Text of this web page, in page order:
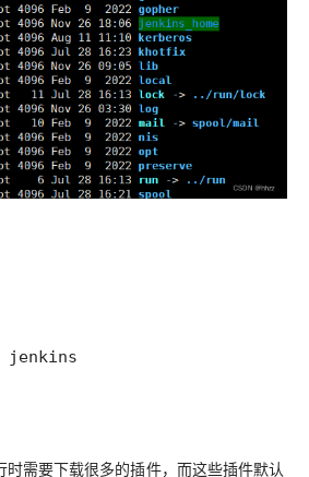
jenkins
需要下载很多的插件，而这些插件默认